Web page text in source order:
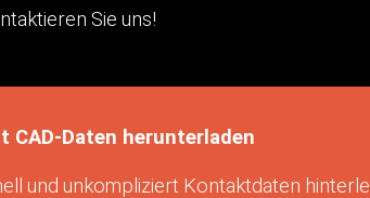
Sie uns!
CAD-Daten herunterladen
und unkompliziert Kontaktdaten